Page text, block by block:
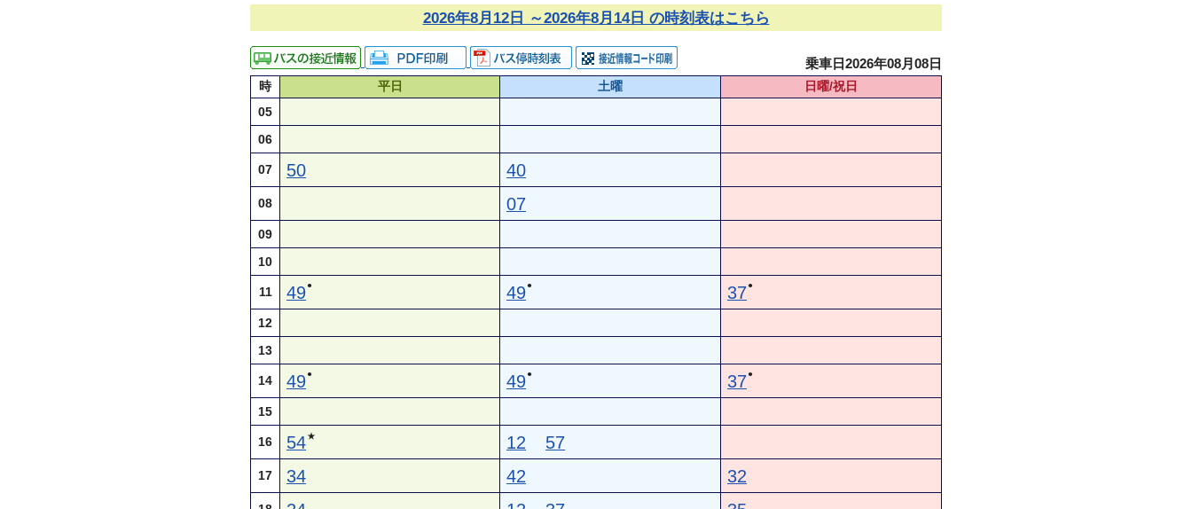
2026年8月12日 ～2026年8月14日 の時刻表はこちら
乗車日2026年08月08日
時 平日 土曜
日曜/祝日
05
06
07 50 40
08 07
09
10
11 49● 49● 37●
12
13
14 49● 49● 37●
15
16 54★ 12 57
17 34 42 32